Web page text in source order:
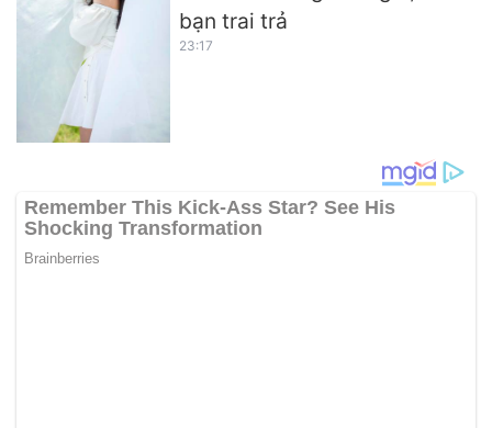
bạn trai trả
23:17